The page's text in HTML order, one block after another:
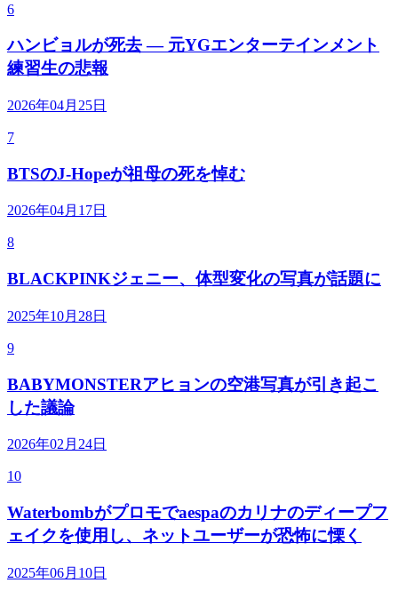
6
ハンビョルが死去 — 元YGエンターテインメント
練習生の悲報
2026年04月25日
7
BTSのJ-Hopeが祖母の死を悼む
2026年04月17日
8
BLACKPINKジェニー、体型変化の写真が話題に
2025年10月28日
9
BABYMONSTERアヒョンの空港写真が引き起こ
した議論
2026年02月24日
10
Waterbombがプロモでaespaのカリナのディープフ
ェイクを使用し、ネットユーザーが恐怖に慄く
2025年06月10日